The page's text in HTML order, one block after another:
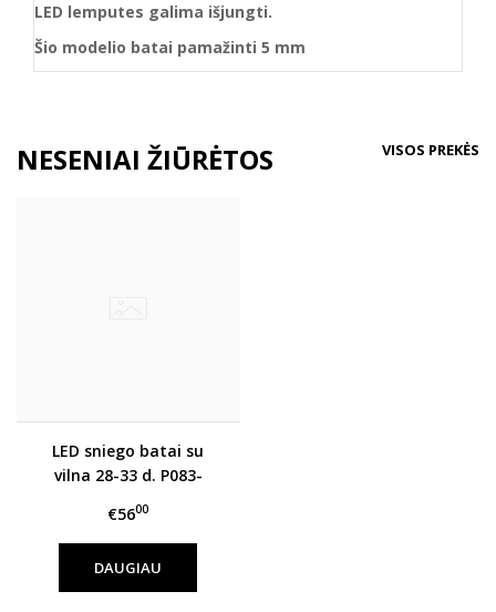
LED lemputes galima išjungti.
Šio modelio batai pamažinti 5 mm
NESENIAI ŽIŪRĖTOS VISOS PREKĖS
LED sniego batai su
vilna 28-33 d. P083-
€5600
DAUGIAU